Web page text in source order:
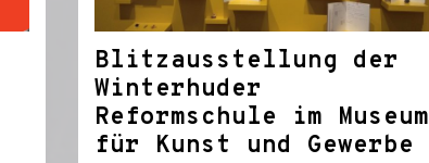
Blitzausstellung der
Winterhuder
Reformschule im Museum
für Kunst und Gewerbe